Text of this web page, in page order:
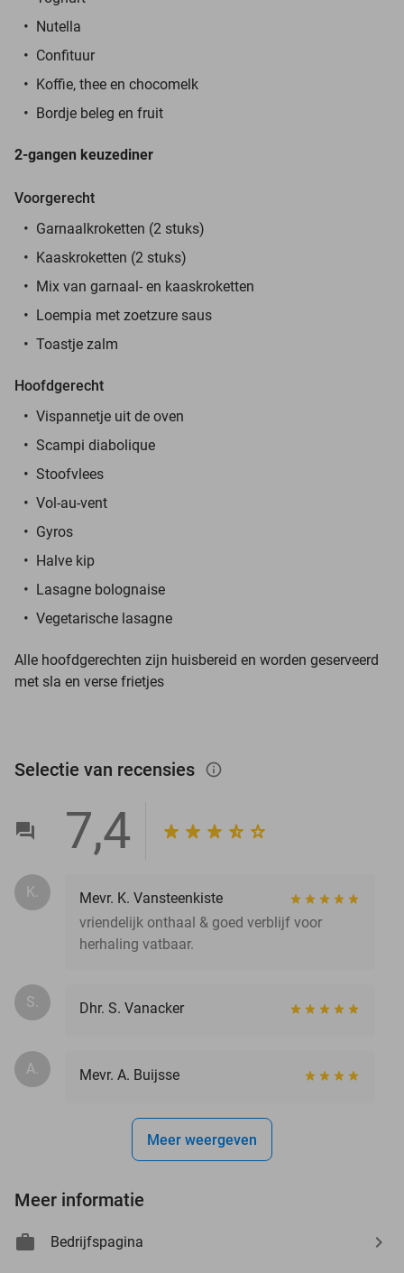
Nutella
Confituur
Koffie, thee en chocomelk
Bordje beleg en fruit
2-gangen keuzediner
Voorgerecht
Garnaalkroketten (2 stuks)
Kaaskroketten (2 stuks)
Mix van garnaal- en kaaskroketten
Loempia met zoetzure saus
Toastje zalm
Hoofdgerecht
Vispannetje uit de oven
Scampi diabolique
Stoofvlees
Vol-au-vent
Gyros
Halve kip
Lasagne bolognaise
Vegetarische lasagne
Alle hoofdgerechten zijn huisbereid en worden geserveerd
met sla en verse frietjes
Selectie van recensies info_outlined
7,4
K.
Mevr. K. Vansteenkiste
vriendelijk onthaal & goed verblijf voor
herhaling vatbaar.
S. Dhr. S. Vanacker
A. Mevr. A. Buijsse
Meer weergeven
Meer informatie
Bedrijfspagina